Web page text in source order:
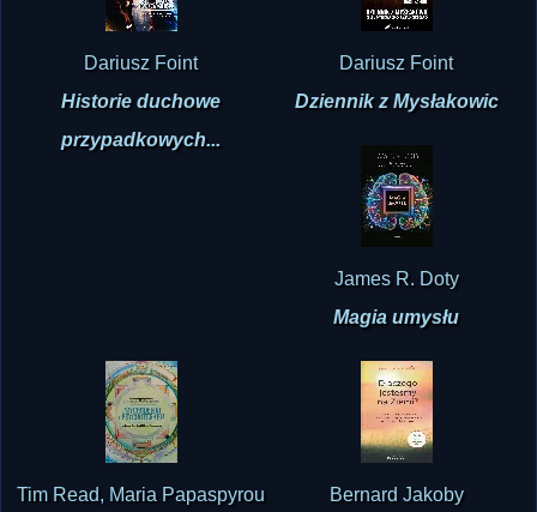
Dariusz Foint
Historie duchowe
przypadkowych...
Dariusz Foint
Dziennik z Mysłakowic
James R. Doty
Magia umysłu
Tim Read, Maria Papaspyrou
Psychodeliki i
Bernard Jakoby
Dlaczego jesteśmy na